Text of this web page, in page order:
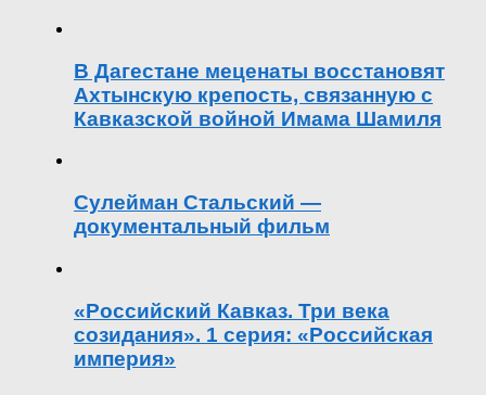
В Дагестане меценаты восстановят
Ахтынскую крепость, связанную с
Кавказской войной Имама Шамиля
Сулейман Стальский —
документальный фильм
«Российский Кавказ. Три века
созидания». 1 серия: «Российская
империя»